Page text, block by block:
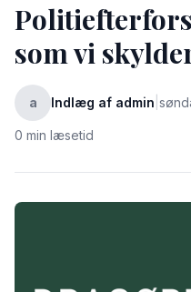
som vi
a Indlæg af admin
0 min læsetid